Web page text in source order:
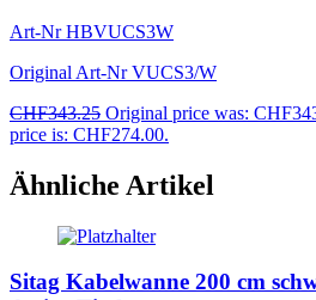
Art-NrHBVUCS3W
Original Art-NrVUCS3/W
CHF343.25 Original price was:
price is: CHF274.00.
Ähnliche Artikel
Sitag Kabelwanne 200 cm